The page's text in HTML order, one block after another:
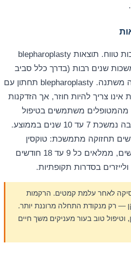
תוצאות כירורגיות הן ארוכות טווח. תוצאות blepharoplasty
שנים רבות (בדרך כלל סביב
10 עד 15 שנה), אם כי זה משתנה. blepharoplasty תחתון עם
אינו צריך להיות חוזר, אך הזדקנות
משתמשים בטיפול
נוסף לאורך זמן. הרמת גבה נמשכת 7 עד 10 שנים בממוצע.
תחזוקה מתמשכת: טוקסין
בוטולינום כל 3 עד 4 חודשים, ממלאים כל 9 עד 18 חודשים
בסדרות תקופתיות.
לאחר עלמת קמטים. הרקמות
— רק מנקודת התחלה מרוננת יותר.
טוב בעור מעניקים משך חיים